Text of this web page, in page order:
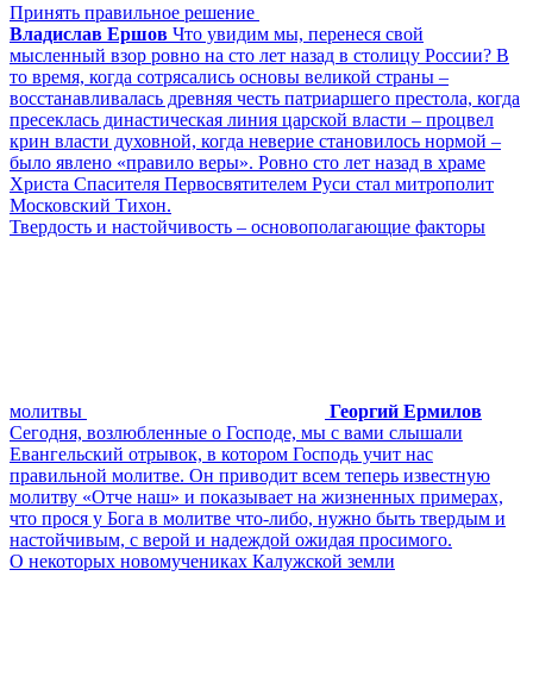
Принять правильное решение
Владислав Ершов Что увидим мы, перенеся свой
мысленный взор ровно на сто лет назад в столицу России? В
то время, когда сотрясались основы великой страны –
восстанавливалась древняя честь патриаршего престола, когда
пресеклась династическая линия царской власти – процвел
крин власти духовной, когда неверие становилось нормой –
было явлено «правило веры». Ровно сто лет назад в храме
Христа Спасителя Первосвятителем Руси стал митрополит
Московский Тихон.
Твердость и настойчивость – основополагающие факторы
молитвы
Георгий Ермилов
Сегодня, возлюбленные о Господе, мы с вами слышали
Евангельский отрывок, в котором Господь учит нас
правильной молитве. Он приводит всем теперь известную
молитву «Отче наш» и показывает на жизненных примерах,
что прося у Бога в молитве что-либо, нужно быть твердым и
настойчивым, с верой и надеждой ожидая просимого.
О некоторых новомучениках Калужской земли